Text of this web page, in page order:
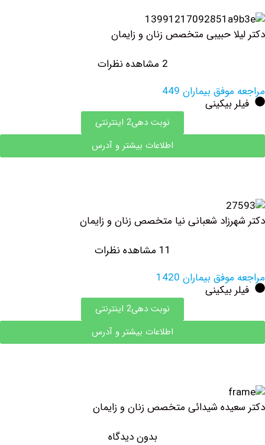
حبیبی متخصص زنان و زایمان
بیماران 449
بیکینی
نوبت دهی2 اینترنتی
اطلاعات بیشتر و آدرس
شعبانی نیا متخصص زنان و زایمان
بیماران 1420
بیکینی
نوبت دهی2 اینترنتی
اطلاعات بیشتر و آدرس
شیدائی متخصص زنان و زایمان
بدون دیدگاه